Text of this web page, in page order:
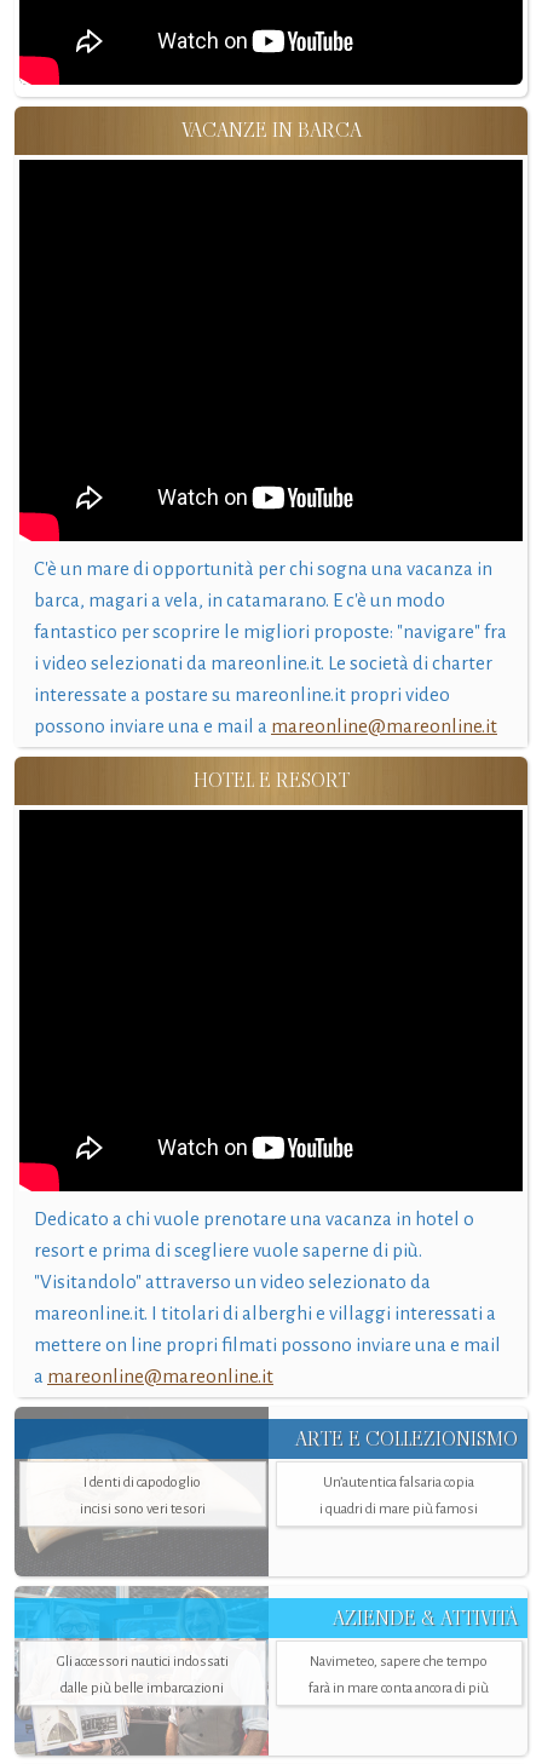
VACANZE IN BARCA
C'è un mare di opportunità per chi sogna una vacanza in
barca, magari a vela, in catamarano. E c'è un modo
fantastico per scoprire le migliori proposte: "navigare" fra
i video selezionati da mareonline.it. Le società di charter
interessate a postare su mareonline.it propri video
possono inviare una e mail a mareonline@mareonline.it
HOTEL E RESORT
Dedicato a chi vuole prenotare una vacanza in hotel o
resort e prima di scegliere vuole saperne di più.
"Visitandolo" attraverso un video selezionato da
mareonline.it. I titolari di alberghi e villaggi interessati a
mettere on line propri filmati possono inviare una e mail
a mareonline@mareonline.it
ARTE E COLLEZIONISMO
I denti di capodoglio
incisi sono veri tesori
Un’autentica falsaria copia
i quadri di mare più famosi
AZIENDE & ATTIVITÀ
Gli accessori nautici indossati
dalle più belle imbarcazioni
Navimeteo, sapere che tempo
farà in mare conta ancora di più